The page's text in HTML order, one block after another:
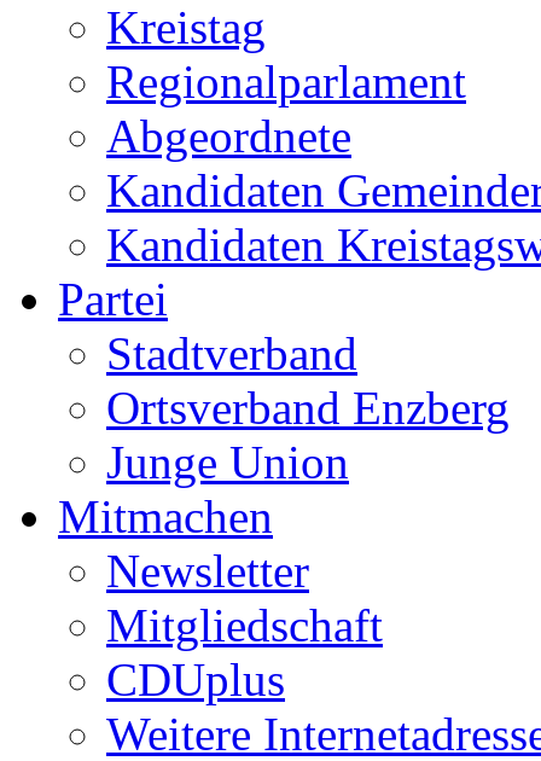
Kreistag
Regionalparlament
Abgeordnete
Kandidaten
Kandidaten
Partei
Stadtverband
Ortsverband Enzberg
Junge Union
Mitmachen
Newsletter
Mitgliedschaft
CDUplus
Weitere